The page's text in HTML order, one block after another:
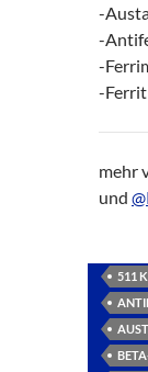
-
-
-
-Ferrit
mehr
und
511